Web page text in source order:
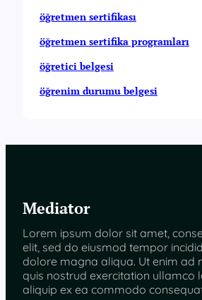
öğretmen sertifikası
öğretmen sertifika programları
öğretici belgesi
öğrenim durumu belgesi
Mediator
Lorem ipsum dolor sit amet,
elit, sed do eiusmod tempor
dolore magna aliqua. Ut enim ad
quis nostrud exercitation ullamco
aliquip ex ea commodo